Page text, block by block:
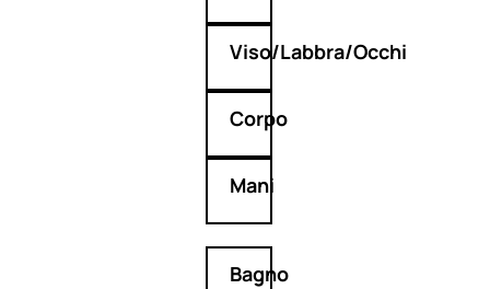
Viso/Labbra/Occhi
Corpo
Mani
Bagno